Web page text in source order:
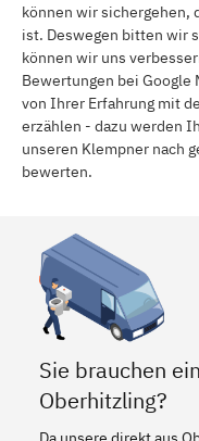
können wir sichergehen,
ist. Deswegen bitten wir
können wir uns
Bewertungen bei Google
von Ihrer Erfahrung mit
erzählen - dazu werden
unseren Klempner nach
bewerten.
Sie brauchen
Oberhitzling?